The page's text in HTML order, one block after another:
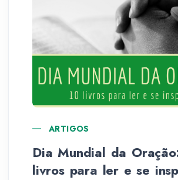
ARTIGOS
Dia Mundial da
livros para ler e se